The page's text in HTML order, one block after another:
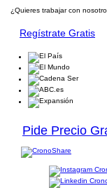
¿Quieres trabajar con
Regístrate Gratis
Pide Precio